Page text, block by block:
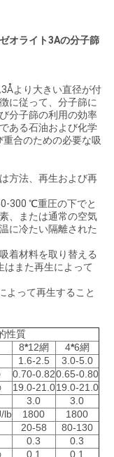
オライト3Aの分子篩
より大きい直径が付
に従って、分子篩に
分子篩の利用の効率
ある石油および化学
合のための必要な吸
方法、再生および再
300 ℃重圧の下でと
、または通常の空気
に冷たい隔離された
着材料を取り替える
はまた再生によって
よって再生すること
性質
8*12網 4*6網
1.6-2.5
3.0-5.0
0.70-0.820.65-0.80
19.0-21.019.0-21.0
3.0
3.0
lb 1800
1800
20-58
80-130
0.3
0.3
0.1 0.1